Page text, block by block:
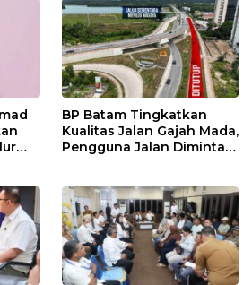
BP Batam Tingkatkan
Kualitas Jalan Gajah Mada,
Pengguna Jalan Diminta